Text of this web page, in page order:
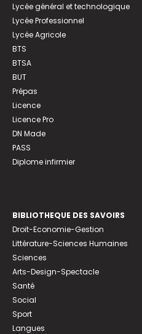
Lycée général et technologique
Lycée Professionnel
Lycée Agricole
BTS
BTSA
BUT
Prépas
Licence
Licence Pro
DN Made
PASS
Diplome infirmier
BIBLIOTHEQUE DES SAVOIRS
Droit-Economie-Gestion
Littérature-Sciences Humaines
Sciences
Arts-Design-Spectacle
Santé
Social
Sport
Langues